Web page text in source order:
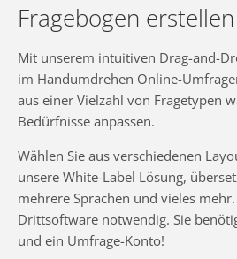
Fragebogen erstellen
Mit unserem intuitiven Drag-and-
im Handumdrehen Online-
aus einer Vielzahl von Fragetypen
Bedürfnisse anpassen.
Wählen Sie aus verschiedenen
unsere White-Label Lösung,
mehrere Sprachen und vieles
Drittsoftware notwendig. Sie
und ein Umfrage-Konto!